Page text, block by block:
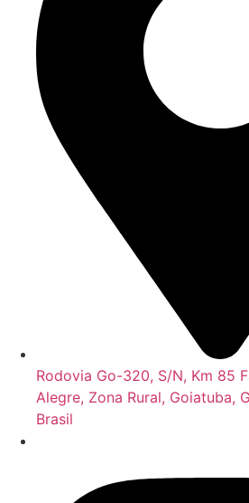
Rodovia Go-320, S/N, Km 85
Alegre, Zona Rural, Goiatuba,
Brasil